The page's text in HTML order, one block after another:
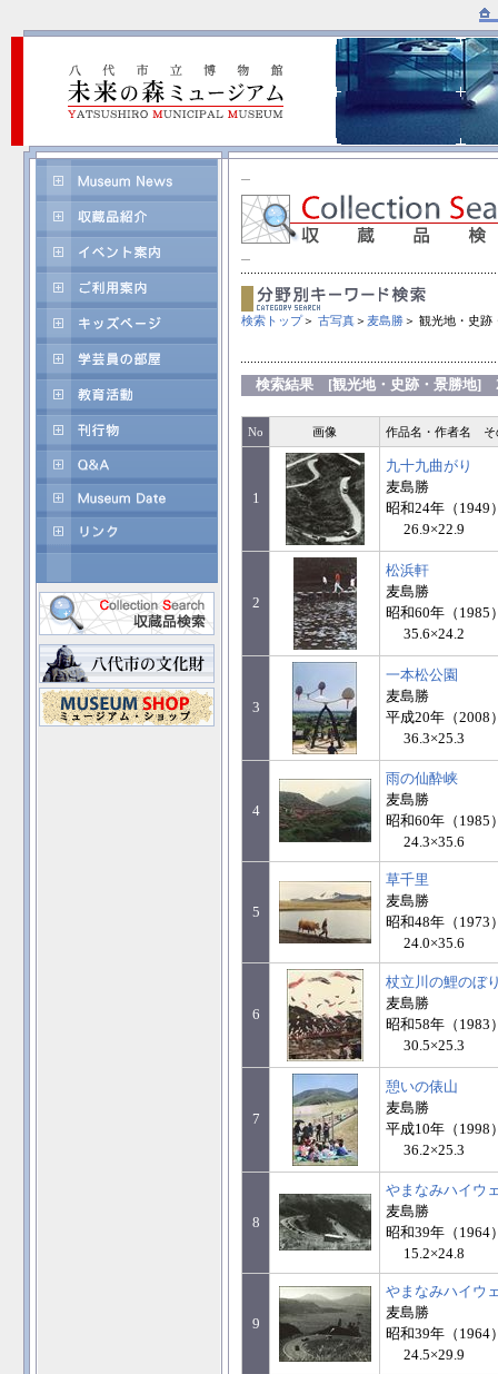
検索トップ＞ 古写真＞ 麦島勝＞ 観光地・史跡
検索結果 [観光地・史跡・景勝地]
No 画像 作品名・作者名 そ
1
九十九曲がり
麦島勝
昭和24年（1949
26.9×22.9
2
松浜軒
麦島勝
昭和60年（1985
35.6×24.2
3
一本松公園
麦島勝
平成20年（2008
36.3×25.3
4
雨の仙酔峡
麦島勝
昭和60年（1985
24.3×35.6
5
草千里
麦島勝
昭和48年（1973
24.0×35.6
6
杖立川の鯉のぼ
麦島勝
昭和58年（1983
30.5×25.3
7
憩いの俵山
麦島勝
平成10年（1998
36.2×25.3
8
やまなみハイウ
麦島勝
昭和39年（1964
15.2×24.8
9
やまなみハイウ
麦島勝
昭和39年（1964
24.5×29.9